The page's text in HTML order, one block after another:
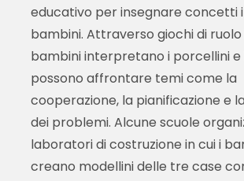
educativo per insegnare concetti
bambini. Attraverso giochi di ruolo
bambini interpretano i porcellini e
possono affrontare temi come la
cooperazione, la pianificazione e
dei problemi. Alcune scuole
laboratori di costruzione in cui i
creano modellini delle tre case